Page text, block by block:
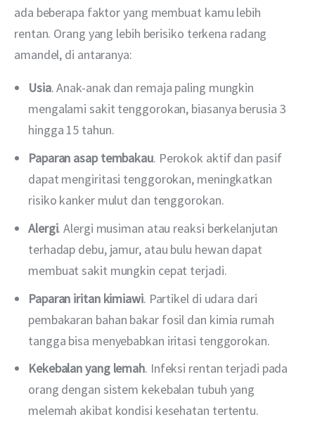
ada beberapa faktor yang membuat kamu lebih
rentan. Orang yang lebih berisiko terkena radang
amandel, di antaranya:
Usia. Anak-anak dan remaja paling mungkin
mengalami sakit tenggorokan, biasanya berusia 3
hingga 15 tahun.
Paparan asap tembakau. Perokok aktif dan pasif
dapat mengiritasi tenggorokan, meningkatkan
risiko kanker mulut dan tenggorokan.
Alergi. Alergi musiman atau reaksi berkelanjutan
terhadap debu, jamur, atau bulu hewan dapat
membuat sakit mungkin cepat terjadi.
Paparan iritan kimiawi. Partikel di udara dari
pembakaran bahan bakar fosil dan kimia rumah
tangga bisa menyebabkan iritasi tenggorokan.
Kekebalan yang lemah. Infeksi rentan terjadi pada
orang dengan sistem kekebalan tubuh yang
melemah akibat kondisi kesehatan tertentu.